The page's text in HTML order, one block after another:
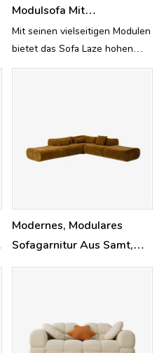
Modulsofa Mit
Abnehmbaren Bezügen
L803
Mit seinen vielseitigen Modulen
bietet das Sofa Laze hohen
Komfort und
Modernes, Modulares
Sofagarnitur Aus Samt,
Gepolstertes L-Förmiges